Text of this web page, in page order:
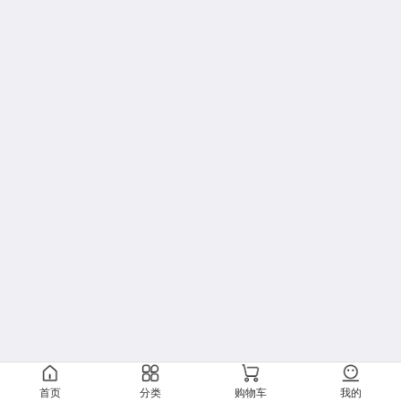
首页 分类 购物车 我的